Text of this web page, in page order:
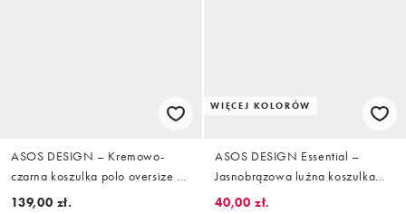
ASOS DESIGN – Kremowo-
czarna koszulka polo oversize w
paski
139,00 zł.
WIĘCEJ KOLORÓW
ASOS DESIGN Essential –
Jasnobrązowa luźna koszulka
polo o delikatnym splocie z
40,00 zł.